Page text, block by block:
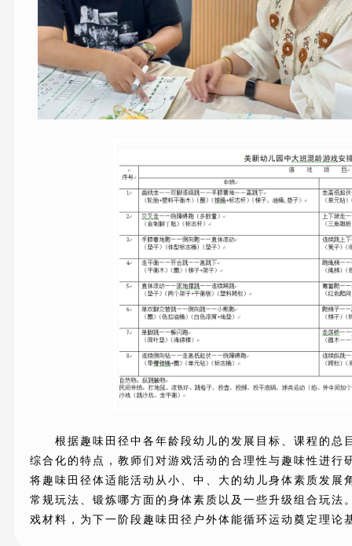
根据趣味田径中各年龄段幼儿的发展目标、课程的总
综合化的特点，教师们对游戏活动的合理性与趣味性进行
将趣味田径体适能活动从小、中、大的幼儿身体素质发展
常规玩法、锻炼哪方面的身体素质以及一些升级组合玩法
戏材料，为下一阶段趣味田径户外体能循环运动奠定理论